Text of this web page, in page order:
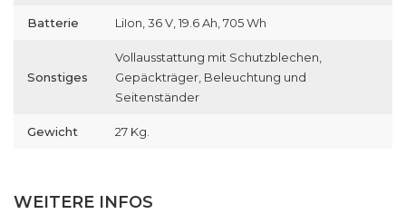
Batterie LiIon, 36 V, 19.6 Ah, 705 Wh
Sonstiges
Vollausstattung mit Schutzblechen,
Gepäckträger, Beleuchtung und
Seitenständer
Gewicht 27 Kg.
WEITERE INFOS